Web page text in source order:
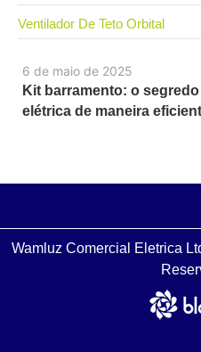
6 de maio de 2025
Kit barramento: o
elétrica de maneira
Ventilador De Teto Orbital
Wamluz Comercial Eletrica